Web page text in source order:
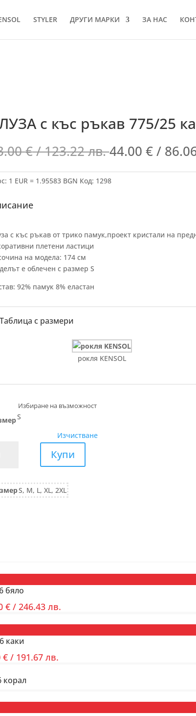
STYLER ДРУГИ МАРКИ ЗА НАС
с къс ръкав 775/25
€/ 123.22 лв.44.00 €/
1 EUR = 1.95583 BGN Код: 1298
с къс ръкав от трико памук,проект кристали на
плетени ластици
на модела: 174 см
е облечен с размер S
92% памук 8% еластан
Таблица с размери
рокля KENSOL
S
Изчистване
Купи
S, M, L, XL, 2XL
бяло
€/ 246.43 лв.
каки
€/ 191.67 лв.
корал